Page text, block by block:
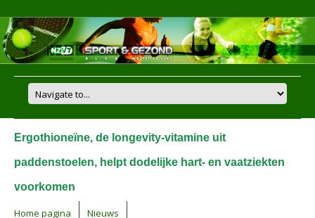
Ergothioneïne, de longevity-vitamine uit
paddenstoelen, helpt dodelijke hart- en vaatziekten
voorkomen
Home pagina
Nieuws